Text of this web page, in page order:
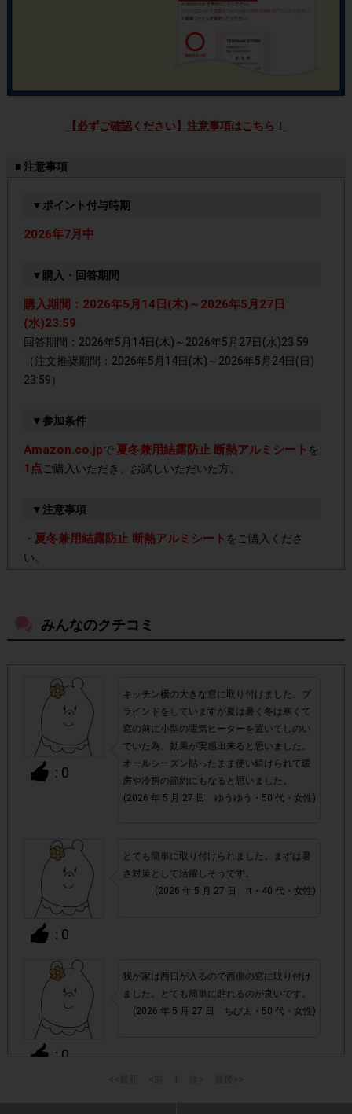
【必ずご確認ください】注意事項はこちら！
■ 注意事項
▼ポイント付与時期
2026年7月中
▼購入・回答期間
購入期間：2026年5月14日(木)～2026年5月27日
(水)23:59
回答期間：2026年5月14日(木)～2026年5月27日(水)23:59
（注文推奨期間：2026年5月14日(木)～2026年5月24日(日)
23:59）
▼参加条件
Amazon.co.jpで 夏冬兼用結露防止 断熱アルミシート を
1点ご購入いただき、お試しいただいた方。
▼注意事項
・ 夏冬兼用結露防止 断熱アルミシート をご購入くださ
い。
購入ページより、購入してください。
しているAmazon.co.jp専用の購入ページ以外で購入された
必ず商品が到着しお試しした後、アンケート回答を行
ってください。商品が到着する前に注文キャンセルをさ
れた場合ポイント付与対象外となります。
・通常のレシートを活用したサービスと異なり、レシート画
商品発送時に段ボールに貼られているシー
答時に提出いただきます。提出いただいた画像が確認できな
かった場合や、「支払明細書/適格請求書」の注文日が掲載
期間外だった場合は、ポイント付与対象外となります。
・商品単価目安につきましては、あくまでも目安の価格とな
性がございますのでAmazon.co.jpページ上の価格をご
確認ください。また、付与されるポイントは一律です。
・今回はAmazon.co.jpでの購入限定です。Amazon.co.jpの
ご利用はAmazon.co.jp(無料)
みんなのクチコミ
: 0
キッチン横の大きな窓に取り付けました。ブ
ラインドをしていますが夏は暑く冬は寒くて
窓の前に小型の電気ヒーターを置いてしのい
でいた為、効果が実感出来ると思いました。
オールシーズン貼ったまま使い続けられて暖
房や冷房の節約にもなると思いました。
(2026 年 5 月 27 日 ゆうゆう・50 代・女性)
: 0
とても簡単に取り付けられました。まずは暑
さ対策として活躍しそうです。
(2026 年 5 月 27 日 rt・40 代・女性)
: 0
我が家は西日が入るので西側の窓に取り付け
ました。とても簡単に貼れるのが良いです。
(2026 年 5 月 27 日 ちび太・50 代・女性)